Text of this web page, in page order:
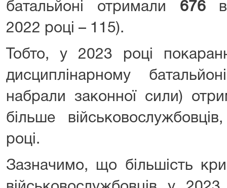
батальйоні отримали 676
2022 році – 115).
Тобто, у 2023 році
дисциплінарному
набрали законної сили)
більше
році.
Зазначимо, що більшість